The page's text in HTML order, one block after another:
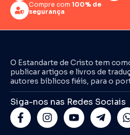
Compre com 100% de
segurança
O Estandarte de Cristo tem
publicar artigos e livros de
autores bíblicos fiéis, para o
Siga-nos nas Redes Sociais